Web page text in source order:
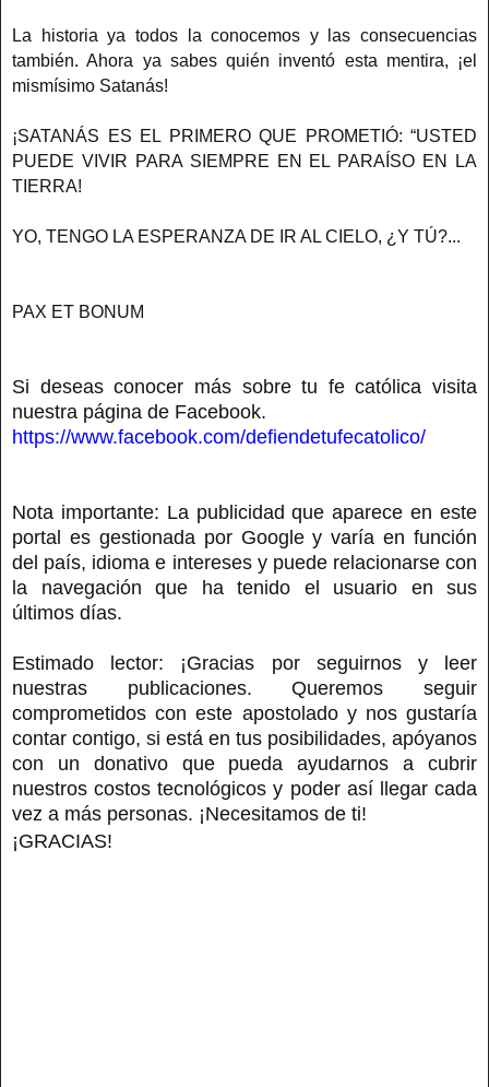
La historia ya todos la conocemos y las consecuencias
también. Ahora ya sabes quién inventó esta mentira, ¡el
mismísimo Satanás!
¡SATANÁS ES EL PRIMERO QUE PROMETIÓ: “USTED
PUEDE VIVIR PARA SIEMPRE EN EL PARAÍSO EN LA
TIERRA!
YO, TENGO LA ESPERANZA DE IR AL CIELO, ¿Y TÚ?...
PAX ET BONUM
Si deseas conocer más sobre tu fe católica visita
nuestra página de Facebook.
https://www.facebook.com/defiendetufecatolico/
Nota importante: La publicidad que aparece en este
portal es gestionada por Google y varía en función
del país, idioma e intereses y puede relacionarse con
la navegación que ha tenido el usuario en sus
últimos días.
Estimado lector: ¡Gracias por seguirnos y leer
nuestras publicaciones. Queremos seguir
comprometidos con este apostolado y nos gustaría
contar contigo, si está en tus posibilidades, apóyanos
con un donativo que pueda ayudarnos a cubrir
nuestros costos tecnológicos y poder así llegar cada
vez a más personas. ¡Necesitamos de ti!
¡GRACIAS!